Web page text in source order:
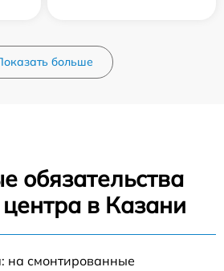
больше
обязательства
в Казани
на смонтированные